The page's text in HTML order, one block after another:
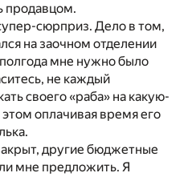
продавцом.
сюрприз. Дело в том,
на заочном отделении
мне нужно было
не каждый
своего «раба» на какую-
оплачивая время его
другие бюджетные
мне предложить. Я